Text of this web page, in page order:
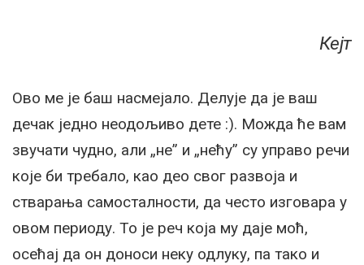
Кејт
Ово ме је баш насмејало. Делује да је ваш
дечак једно неодољиво дете :). Можда ће вам
звучати чудно, али „не” и „нећу” су управо речи
које би требало, као део свог развоја и
стварања самосталности, да често изговара у
овом периоду. То је реч која му даје моћ,
осећај да он доноси неку одлуку, па тако и